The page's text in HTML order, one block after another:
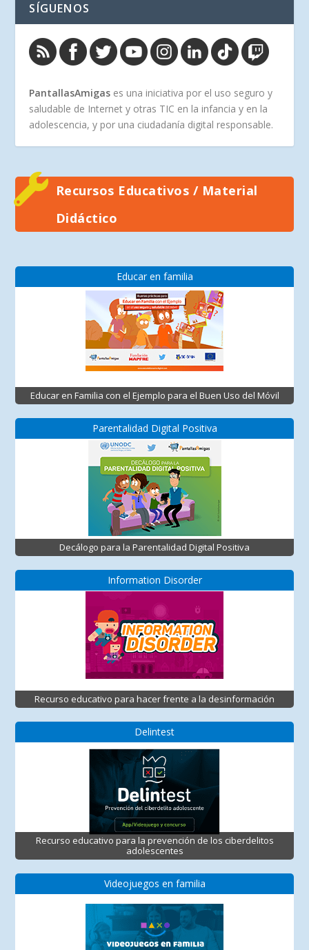
SÍGUENOS
PantallasAmigas es una iniciativa por el uso seguro y
saludable de Internet y otras TIC en la infancia y en la
adolescencia, y por una ciudadanía digital responsable.
Recursos Educativos / Material
Didáctico
Educar en familia
Educar en Familia con el Ejemplo para el Buen Uso del Móvil
Parentalidad Digital Positiva
Decálogo para la Parentalidad Digital Positiva
Information Disorder
Recurso educativo para hacer frente a la desinformación
Delintest
Recurso educativo para la prevención de los ciberdelitos
adolescentes
Videojuegos en familia